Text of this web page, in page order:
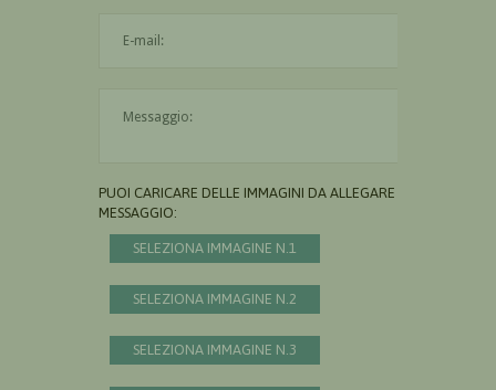
PUOI CARICARE DELLE IMMAGINI DA ALLEGARE AL
MESSAGGIO:
SELEZIONA IMMAGINE N.1
SELEZIONA IMMAGINE N.2
SELEZIONA IMMAGINE N.3